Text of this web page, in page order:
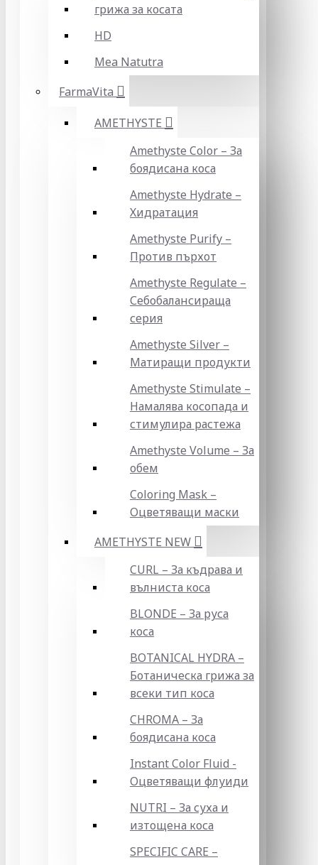
грижа за косата
HD
Mea Natutra
FarmaVita
AMETHYSTE
Amethyste Color – За
боядисана коса
Amethyste Hydrate –
Хидратация
Amethyste Purify –
Против пърхот
Amethyste Regulate –
Себобалансираща
серия
Amethyste Silver –
Матиращи продукти
Amethyste Stimulate –
Намалява косопада и
стимулира растежа
Amethyste Volume – За
обем
Coloring Mask –
Оцветяващи маски
AMETHYSTE NEW
CURL – За къдрава и
вълниста коса
BLONDE – За руса
коса
BOTANICAL HYDRA –
Ботаническа грижа за
всеки тип коса
CHROMA – За
боядисана коса
Instant Color Fluid -
Оцветяващи флуиди
NUTRI – За суха и
изтощена коса
SPECIFIC CARE –